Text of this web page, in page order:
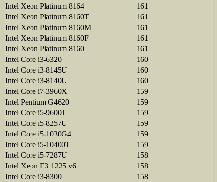
Intel Xeon Platinum 8164
161
Intel Xeon Platinum 8160T
161
Intel Xeon Platinum 8160M
161
Intel Xeon Platinum 8160F
161
Intel Xeon Platinum 8160
161
Intel Core i3-6320
160
Intel Core i3-8145U
160
Intel Core i3-8140U
160
Intel Core i7-3960X
159
Intel Pentium G4620
159
Intel Core i5-9600T
159
Intel Core i5-8257U
159
Intel Core i5-1030G4
159
Intel Core i5-10400T
159
Intel Core i5-7287U
158
Intel Xeon E3-1225 v6
158
Intel Core i3-8300
158